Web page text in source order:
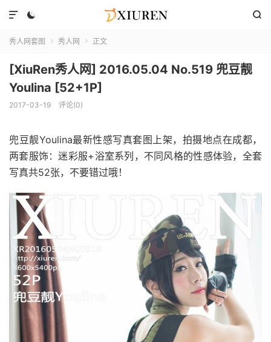
 

秀人网套图  秀人网  正文
[XiuRen秀人网] 2016.05.04 No.519 兜豆靓
Youlina [52+1P]
2017-03-19 评论(0)
兜豆靓Youlina最新性感写真套图上架，拍摄地点在成都，
两套服饰：迷彩服+浴室系列，不同风格的性感体验，全套
写真共52张，不要错过哦！